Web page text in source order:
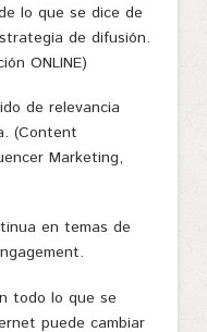
lo que se dice de
de difusión.
ONLINE)
de relevancia
(Content
Marketing,
en temas de
todo lo que se
puede cambiar